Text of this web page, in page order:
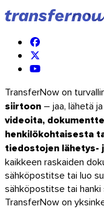
TransferNow on
siirtoon – jaa, lähetä
videoita,
henkilökohtaisesta
tiedostojen lähetys-
kaikkeen raskaiden
sähköpostitse tai luo
sähköpostitse tai
TransferNow on